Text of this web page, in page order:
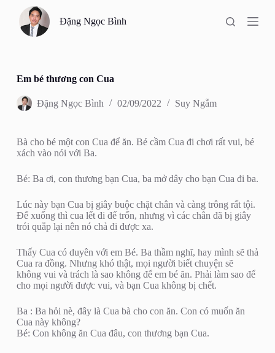
đ
n
n
u
n
g
Đặng Ngọc Bình
Em bé thương con Cua
Đặng Ngọc Bình 02/09/2022 Suy Ngẫm
Bà cho bé một con Cua để ăn. Bé cầm Cua đi chơi rất vui, bé
xách vào nói với Ba.
Bé: Ba ơi, con thương bạn Cua, ba mở dây cho bạn Cua đi ba.
Lúc này bạn Cua bị giây buộc chặt chân và càng trông rất tội.
Để xuống thì cua lết đi để trốn, nhưng vì các chân đã bị giây
trói quắp lại nên nó chả đi được xa.
Thấy Cua có duyên với em Bé. Ba thầm nghĩ, hay mình sẽ thả
Cua ra đồng. Nhưng khó thật, mọi người biết chuyện sẽ
không vui và trách là sao không để em bé ăn. Phải làm sao để
cho mọi người được vui, và bạn Cua không bị chết.
Ba : Ba hỏi nè, đây là Cua bà cho con ăn. Con có muốn ăn
Cua này không?
Bé: Con không ăn Cua đâu, con thương bạn Cua.